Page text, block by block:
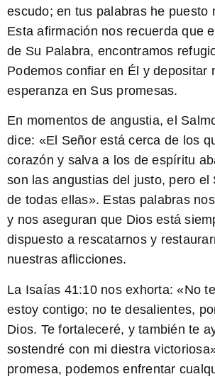
escudo; en tus palabras he puesto
Esta afirmación nos recuerda que
de Su Palabra, encontramos
Podemos confiar en Él y depositar
esperanza en Sus promesas.
En momentos de angustia, el
dice: «El Señor está cerca de los
corazón y salva a los de espíritu
son las angustias del justo, pero el
de todas ellas». Estas palabras
y nos aseguran que Dios está
dispuesto a rescatarnos y
nuestras aflicciones.
La Isaías 41:10nos exhorta: «No
estoy contigo; no te desalientes,
Dios. Te fortaleceré, y también te
sostendré con mi diestra
promesa, podemos enfrentar